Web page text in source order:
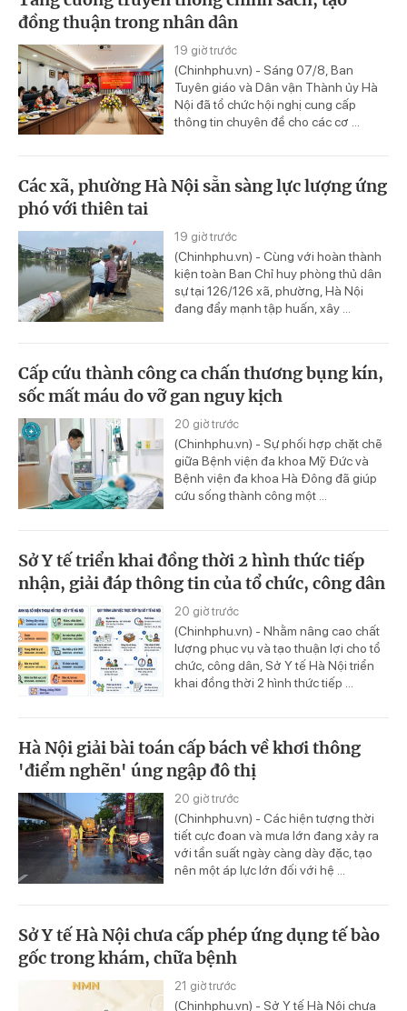
đồng thuận trong nhân dân
19 giờ trước
(Chinhphu.vn) - Sáng 07/8, Ban
Tuyên giáo và Dân vận Thành ủy Hà
Nội đã tổ chức hội nghị cung cấp
thông tin chuyên đề cho các cơ ...
Các xã, phường Hà Nội sẵn sàng lực lượng ứng
phó với thiên tai
19 giờ trước
(Chinhphu.vn) - Cùng với hoàn thành
kiện toàn Ban Chỉ huy phòng thủ dân
sự tại 126/126 xã, phường, Hà Nội
đang đẩy mạnh tập huấn, xây ...
Cấp cứu thành công ca chấn thương bụng kín,
sốc mất máu do vỡ gan nguy kịch
20 giờ trước
(Chinhphu.vn) - Sự phối hợp chặt chẽ
giữa Bệnh viện đa khoa Mỹ Đức và
Bệnh viện đa khoa Hà Đông đã giúp
cứu sống thành công một ...
Sở Y tế triển khai đồng thời 2 hình thức tiếp
nhận, giải đáp thông tin của tổ chức, công dân
20 giờ trước
(Chinhphu.vn) - Nhằm nâng cao chất
lượng phục vụ và tạo thuận lợi cho tổ
chức, công dân, Sở Y tế Hà Nội triển
khai đồng thời 2 hình thức tiếp ...
Hà Nội giải bài toán cấp bách về khơi thông
'điểm nghẽn' úng ngập đô thị
20 giờ trước
(Chinhphu.vn) - Các hiện tượng thời
tiết cực đoan và mưa lớn đang xảy ra
với tần suất ngày càng dày đặc, tạo
nên một áp lực lớn đối với hệ ...
Sở Y tế Hà Nội chưa cấp phép ứng dụng tế bào
gốc trong khám, chữa bệnh
21 giờ trước
(Chinhphu.vn) - Sở Y tế Hà Nội chưa